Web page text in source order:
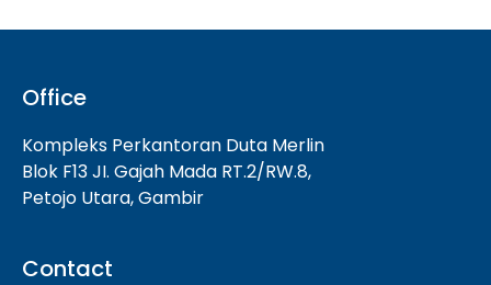
Office
Kompleks Perkantoran Duta Merlin
Blok F13 JI. Gajah Mada RT.2/RW.8,
Petojo Utara, Gambir
Contact